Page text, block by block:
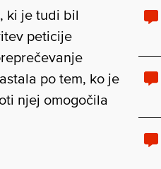
ki je tudi bil
peticije
po tem, ko je
njej omogočila